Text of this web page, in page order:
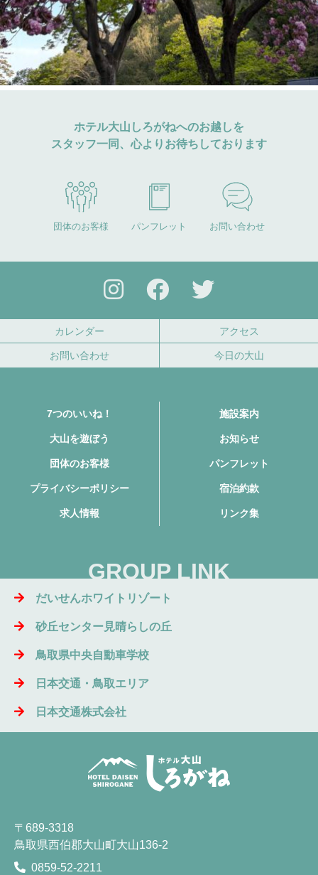
ホテル大山しろがねへのお越しを
スタッフ一同、心よりお待ちしております
団体のお客様 パンフレット お問い合わせ
カレンダー アクセス
お問い合わせ 今日の大山
7つのいいね！ 施設案内
大山を遊ぼう お知らせ
団体のお客様 パンフレット
プライバシーポリシー 宿泊約款
求人情報 リンク集
GROUP LINK
だいせんホワイトリゾート
砂丘センター見晴らしの丘
鳥取県中央自動車学校
日本交通・鳥取エリア
日本交通株式会社
〒689-3318
鳥取県西伯郡大山町大山136-2
0859-52-2211